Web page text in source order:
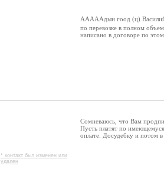
АААААдын гоод (ц)
по перевозке в полном
написано в договоре по
* контакт был изменен или
удален
Сомневаюсь, что Вам
Пусть платят по
оплате. Досудебку и потом